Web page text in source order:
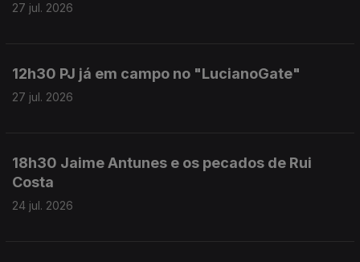
27 jul. 2026
12h30 PJ já em campo no "LucianoGate"
27 jul. 2026
18h30 Jaime Antunes e os pecados de Rui
Costa
24 jul. 2026